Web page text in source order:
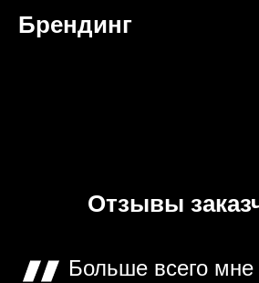
Брендинг
Отзывы
Больше всего мне